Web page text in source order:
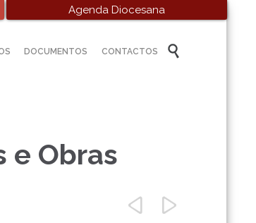
Agenda Diocesana
Skip
to
DOCUMENTOS CONTACTOS 
e Obras
 